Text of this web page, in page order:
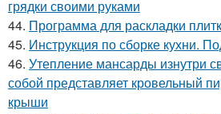
грядки своими руками
44. Программа для раскладки
45. Инструкция по сборке кухни.
46. Утепление мансарды изнутри
собой представляет кровельный
крыши